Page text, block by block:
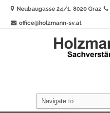
Neubaugasse 24/1, 8020 Graz
office@holzmann-sv.at